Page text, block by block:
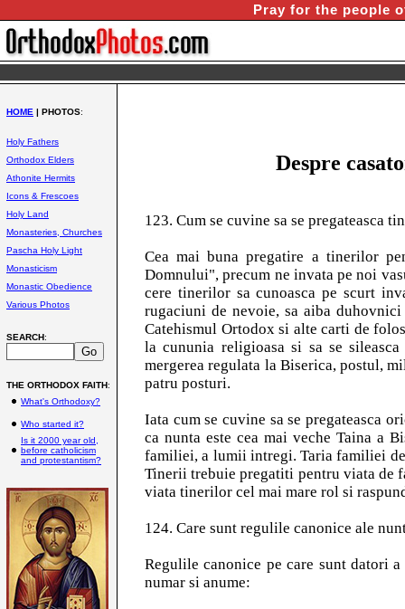
Pray for the people
HOME | PHOTOS:
Holy Fathers
Orthodox Elders
Athonite Hermits
Icons & Frescoes
Holy Land
Monasteries, Churches
Pascha Holy Light
Monasticism
Monastic Obedience
Various Photos
SEARCH:
THE ORTHODOX FAITH:
What's Orthodoxy?
Who started it?
Is it 2000 year old,
before catholicism
and protestantism?
Despre
123. Cum se cuvine sa se pregateasca
Cea mai buna pregatire a tinerilor
Domnului", precum ne invata pe noi
cere tinerilor sa cunoasca pe scurt
rugaciuni de nevoie, sa aiba
Catehismul Ortodox si alte carti de
la cununia religioasa si sa se
mergerea regulata la Biserica, postul,
patru posturi.
Iata cum se cuvine sa se pregateasca
ca nunta este cea mai veche Taina a
familiei, a lumii intregi. Taria familiei
Tinerii trebuie pregatiti pentru viata de
viata tinerilor cel mai mare rol si
124. Care sunt regulile canonice ale
Regulile canonice pe care sunt datori
numar si anume: